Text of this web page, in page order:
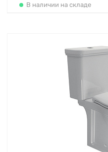
В наличии на складе